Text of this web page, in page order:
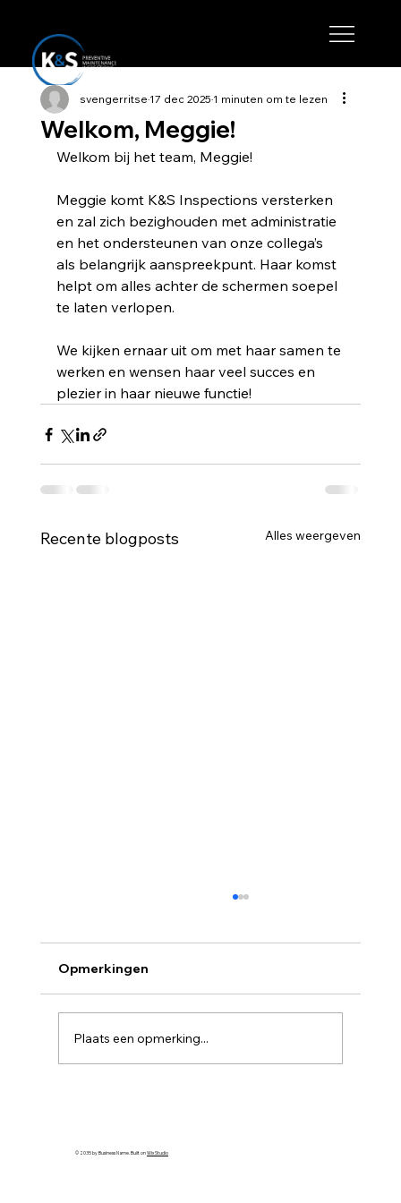
Welkom, Meggie!
svengerritse17 dec 20251 minuten om te lezen
Welkom bij het team, Meggie!
Meggie komt K&S Inspections versterken
en zal zich bezighouden met administratie
en het ondersteunen van onze collega’s
als belangrijk aanspreekpunt. Haar komst
helpt om alles achter de schermen soepel
te laten verlopen.
We kijken ernaar uit om met haar samen te
werken en wensen haar veel succes en
plezier in haar nieuwe functie!
Recente blogposts Alles weergeven
Opmerkingen
Plaats een opmerking...
© 2035 by Business Name. Built onWix Studio